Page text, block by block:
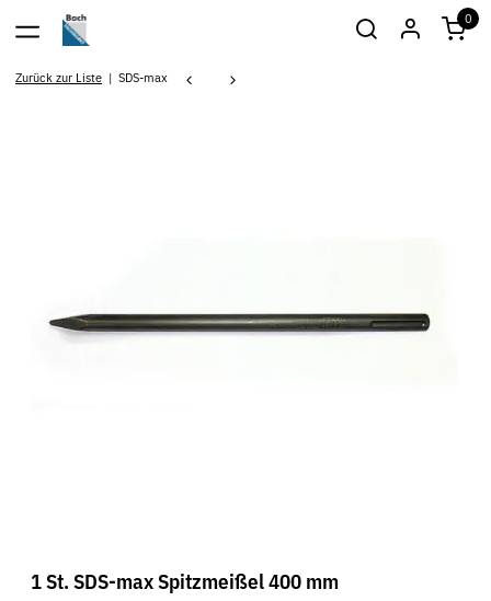
0
Zurück zur Liste SDS-max
1 St. SDS-max Spitzmeißel 400 mm